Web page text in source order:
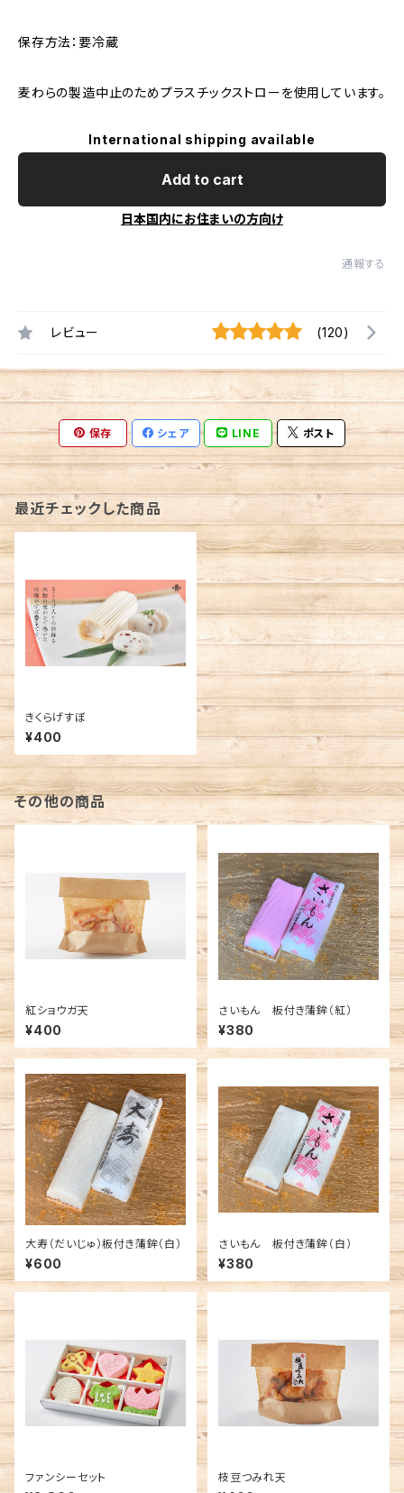
保存方法：要冷蔵
麦わらの製造中止のためプラスチックストローを使用しています。
International shipping available
Add to cart
日本国内にお住まいの方向け
通報する
レビュー (120)
保存 シェア LINE ポスト
最近チェックした商品
きくらげすぼ
¥400
その他の商品
紅ショウガ天
¥400
さいもん 板付き蒲鉾（紅）
¥380
大寿（だいじゅ）板付き蒲鉾（白）
¥600
さいもん 板付き蒲鉾（白）
¥380
ファンシーセット 枝豆つみれ天